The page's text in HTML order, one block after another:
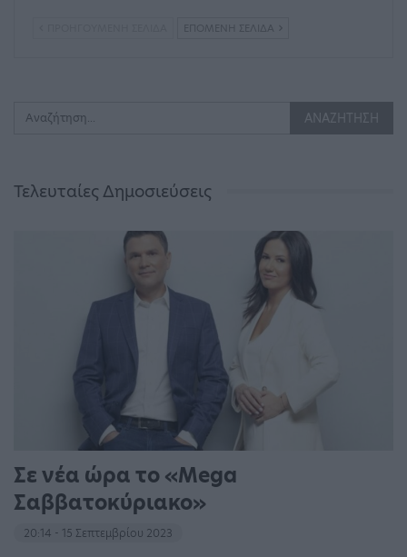
ΕΠΌΜΕΝΗ ΣΕΛΊΔΑ
Τελευταίες Δημοσιεύσεις
Σε νέα ώρα το «Mega
Σαββατοκύριακο»
20:14 - 15 Σεπτεμβρίου 2023